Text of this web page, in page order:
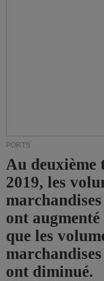
PORTS
Au deuxième
2019, les
ont
que les
ont diminué.